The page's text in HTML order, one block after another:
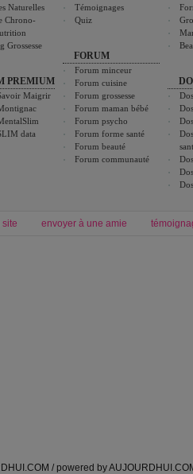
Naturelles
Chrono-
Grossesse
PREMIUM
Maigrir
data
Témoignages
Quiz
FORUM
Forum minceur
Forum cuisine
Forum grossesse
Forum maman bébé
Forum psycho
Forum forme santé
Forum beauté
Forum communauté
site envoyer à une amie
/ powered by